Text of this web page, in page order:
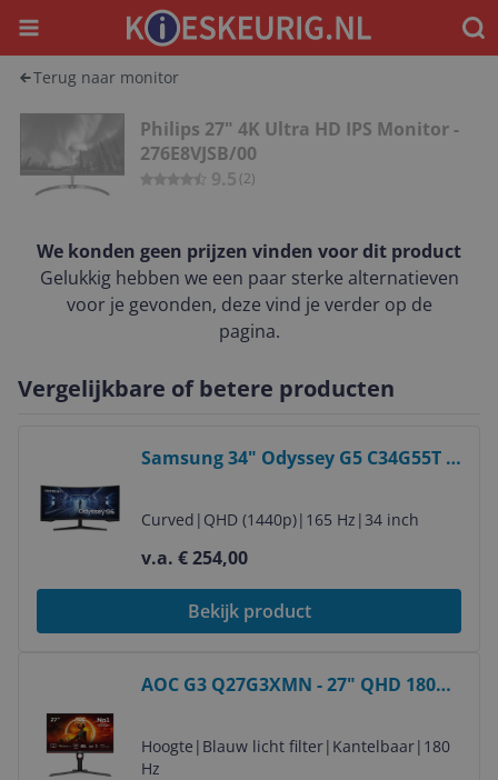
Menu
Terug naar monitor
Philips 27" 4K Ultra HD IPS Monitor -
276E8VJSB/00
9.5 (2)
We konden geen prijzen vinden voor dit product
Gelukkig hebben we een paar sterke alternatieven
voor je gevonden, deze vind je verder op de
pagina.
Vergelijkbare of betere producten
Samsung 34" Odyssey G5 C34G55T -
Curved | QHD (1440p)| 165 Hz | 34 inch
v.a. € 254,00
Bekijk product
AOC G3 Q27G3XMN - 27" QHD 180Hz
HDR1000
Hoogte | Blauw licht filter| Kantelbaar| 180
Hz